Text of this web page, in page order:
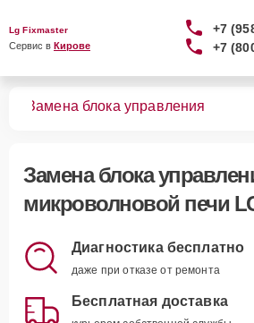
Lg Fixmaster
Сервис в Кирове
+7
+7
Замена блока управления
Замена блока
микроволновой печи
Диагностика бесплатно
даже при отказе от ремонта
Бесплатная доставка